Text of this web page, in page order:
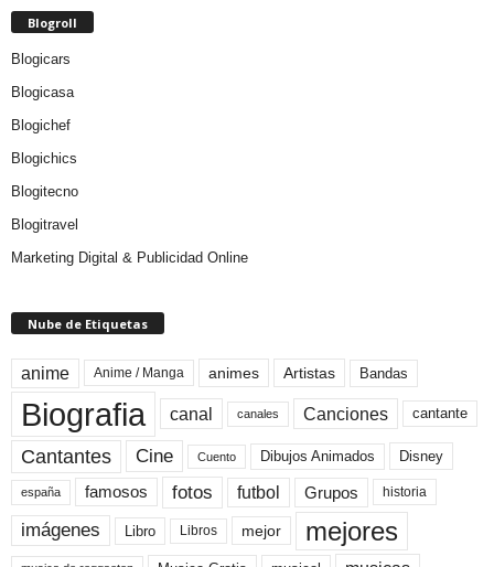
Blogroll
Blogicars
Blogicasa
Blogichef
Blogichics
Blogitecno
Blogitravel
Marketing Digital & Publicidad Online
Nube de Etiquetas
anime Anime / Manga animes Artistas Bandas
Biografia canal canales Canciones cantante
Cantantes Cine Cuento Dibujos Animados Disney
españa famosos fotos futbol Grupos historia
imágenes Libro Libros mejor mejores